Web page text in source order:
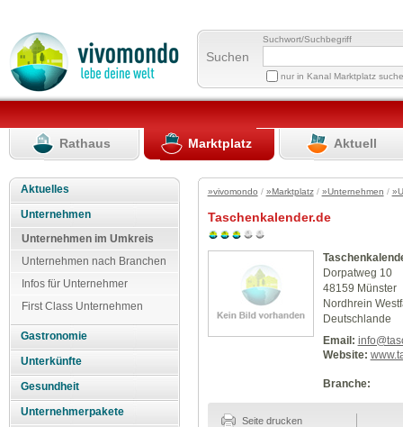
Suchen
Suchwort/Suchbegriff
nur in Kanal Marktplatz
Rathaus Marktplatz Aktuell
Aktuelles
Unternehmen
Unternehmen im Umkreis
Unternehmen nach Branchen
Infos für Unternehmer
First Class Unternehmen
Gastronomie
Unterkünfte
Gesundheit
Unternehmerpakete
»vivomondo / »Marktplatz/ »Unternehmen /
Taschenkalender.de
Dorpatweg 10
48159 Münster
Nordhrein
Deutschlande
Email:
Website:
Branche:
Seite drucken